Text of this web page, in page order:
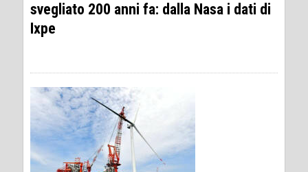
svegliato 200 anni fa: dalla Nasa i dati di
Ixpe